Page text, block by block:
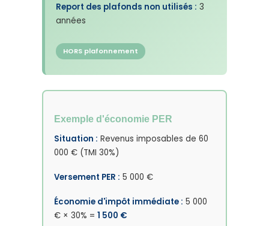
Report des plafonds non utilisés : 3
années
HORS plafonnement
Exemple d'économie PER
Situation : Revenus imposables de 60
000 € (TMI 30%)
Versement PER : 5 000 €
Économie d'impôt immédiate : 5 000
€ × 30% = 1 500 €